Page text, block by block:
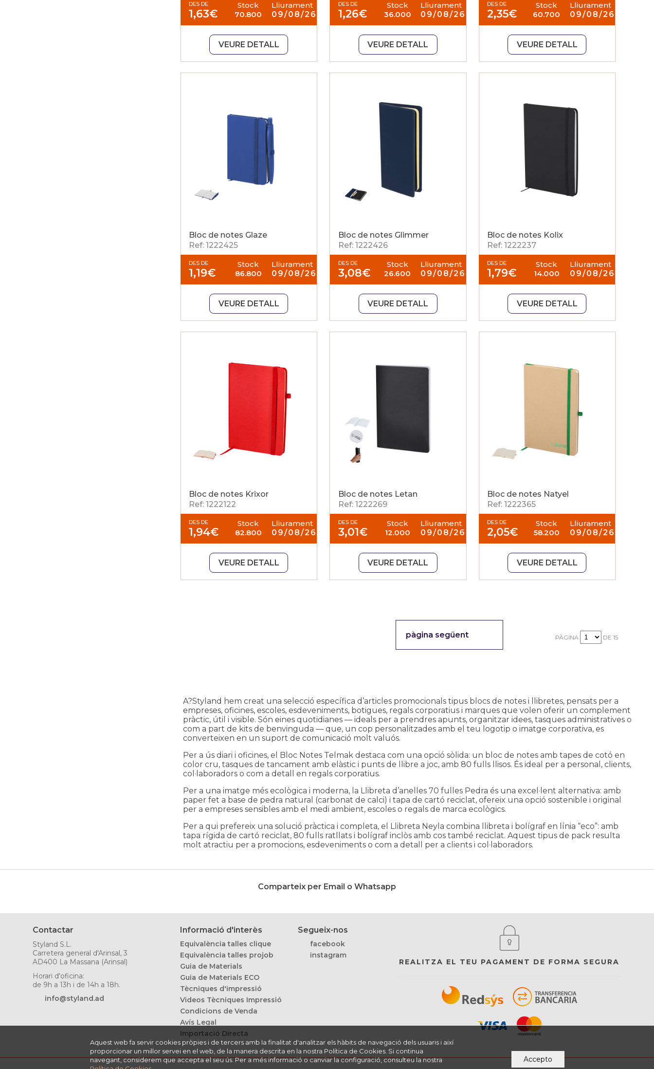
Aquest web fa servir cookies pròpies i de tercers amb la finalitat d'analitzar els hàbits de navegació dels usuaris i així
proporcionar un millor servei en el web, de la manera descrita en la nostra Política de Cookies. Si continua
navegant, considerem que accepta el seu ús. Per a més informació o canviar la configuració, consulteu la nostra
Accepto
DES DE
1,63€
Stock
70.800
Lliurament
09/08/26
VEURE DETALL
DES DE
1,26€
Stock
36.000
Lliurament
09/08/26
VEURE DETALL
DES DE
2,35€
Stock
60.700
Lliurament
09/08/26
VEURE DETALL
Bloc de notes Glaze
Ref: 1222425
DES DE
1,19€
Stock
86.800
Lliurament
09/08/26
VEURE DETALL
Bloc de notes Glimmer
Ref: 1222426
DES DE
3,08€
Stock
26.600
Lliurament
09/08/26
VEURE DETALL
Bloc de notes Kolix
Ref: 1222237
DES DE
1,79€
Stock
14.000
Lliurament
09/08/26
VEURE DETALL
Bloc de notes Krixor
Ref: 1222122
DES DE
1,94€
Stock
82.800
Lliurament
09/08/26
VEURE DETALL
Bloc de notes Letan
Ref: 1222269
DES DE
3,01€
Stock
12.000
Lliurament
09/08/26
VEURE DETALL
Bloc de notes Natyel
Ref: 1222365
DES DE
2,05€
Stock
58.200
Lliurament
09/08/26
VEURE DETALL
pàgina següent PÀGINA DE 15
A?Styland hem creat una selecció específica d’articles promocionals tipus blocs de notes i llibretes, pensats per a
empreses, oficines, escoles, esdeveniments, botigues, regals corporatius i marques que volen oferir un complement
pràctic, útil i visible. Són eines quotidianes — ideals per a prendres apunts, organitzar idees, tasques administratives o
com a part de kits de benvinguda — que, un cop personalitzades amb el teu logotip o imatge corporativa, es
converteixen en un suport de comunicació molt valuós.
Per a ús diari i oficines, el Bloc Notes Telmak destaca com una opció sòlida: un bloc de notes amb tapes de cotó en
color cru, tasques de tancament amb elàstic i punts de llibre a joc, amb 80 fulls llisos. És ideal per a personal, clients,
col·laboradors o com a detall en regals corporatius.
Per a una imatge més ecològica i moderna, la Llibreta d’anelles 70 fulles Pedra és una excel·lent alternativa: amb
paper fet a base de pedra natural (carbonat de calci) i tapa de cartó reciclat, ofereix una opció sostenible i original
per a empreses sensibles amb el medi ambient, escoles o regals de marca ecològics.
Per a qui prefereix una solució pràctica i completa, el Llibreta Neyla combina llibreta i bolígraf en línia “eco”: amb
tapa rígida de cartó reciclat, 80 fulls ratllats i bolígraf inclòs amb cos també reciclat. Aquest tipus de pack resulta
molt atractiu per a promocions, esdeveniments o com a detall per a clients i col·laboradors.
Comparteix per Email o Whatsapp
Contactar
Styland S.L.
Carretera general d'Arinsal, 3
AD400 La Massana (Arinsal)
Horari d'oficina:
de 9h a 13h i de 14h a 18h.
info@styland.ad
Informació d'interès
Equivalència talles clique
Equivalència talles projob
Guia de Materials
Guia de Materials ECO
Tècniques d'impressió
Videos Tècniques Impressió
Condicions de Venda
Avís Legal
Importació Directa
Segueix-nos
facebook
instagram
REALITZA EL TEU PAGAMENT DE FORMA SEGURA